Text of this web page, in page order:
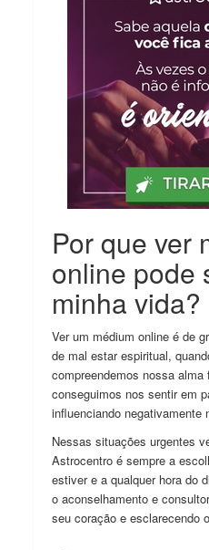
Por que ver
online pode
minha vida?
Ver um médium online é de
de mal estar espiritual,
compreendemos nossa
conseguimos nos sentir em
influenciando negativamente
Nessas situações urgentes
Astrocentro é sempre a
estiver e a qualquer hora do
o aconselhamento e
seu coração e esclarecendo